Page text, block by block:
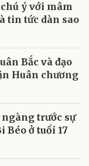
ý với mâm
tin tức dàn sao
Bắc và đạo
Huân chương
ngàng trước sự
Béo ở tuổi 17